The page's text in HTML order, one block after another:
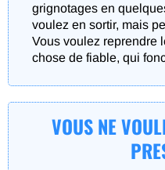
grignotages en
voulez en sortir, mais
Vous voulez reprendre
chose de fiable, qui
VOUS NE